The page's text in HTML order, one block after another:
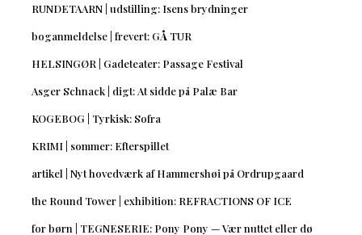
RUNDETAARN | udstilling: Isens brydninger
boganmeldelse | frevert: GÅ TUR
HELSINGØR | Gadeteater: Passage Festival
Asger Schnack | digt: At sidde på Palæ Bar
KOGEBOG | Tyrkisk: Sofra
KRIMI | sommer: Efterspillet
artikel | Nyt hovedværk af Hammershøi på Ordrupgaard
the Round Tower | exhibition: REFRACTIONS OF ICE
for børn | TEGNESERIE: Pony Pony — Vær nuttet eller dø